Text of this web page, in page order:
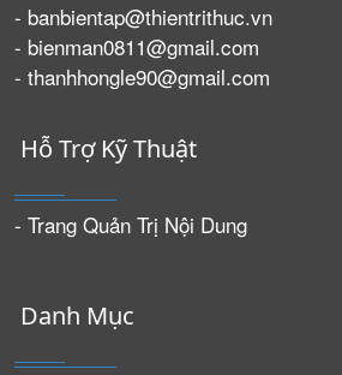
- banbientap@thientrithuc.vn
- bienman0811@gmail.com
- thanhhongle90@gmail.com
Hỗ Trợ Kỹ Thuật
- Trang Quản Trị Nội Dung
Danh Mục